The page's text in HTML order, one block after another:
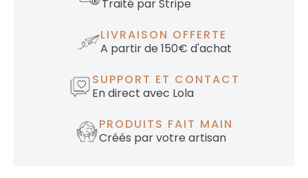
Traité par Stripe
LIVRAISON OFFERTE
A partir de 150€ d'achat
SUPPORT ET CONTACT
En direct avec Lola
PRODUITS FAIT MAIN
Créés par votre artisan